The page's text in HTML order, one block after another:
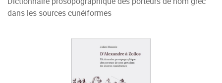
dans les sources cunéiformes